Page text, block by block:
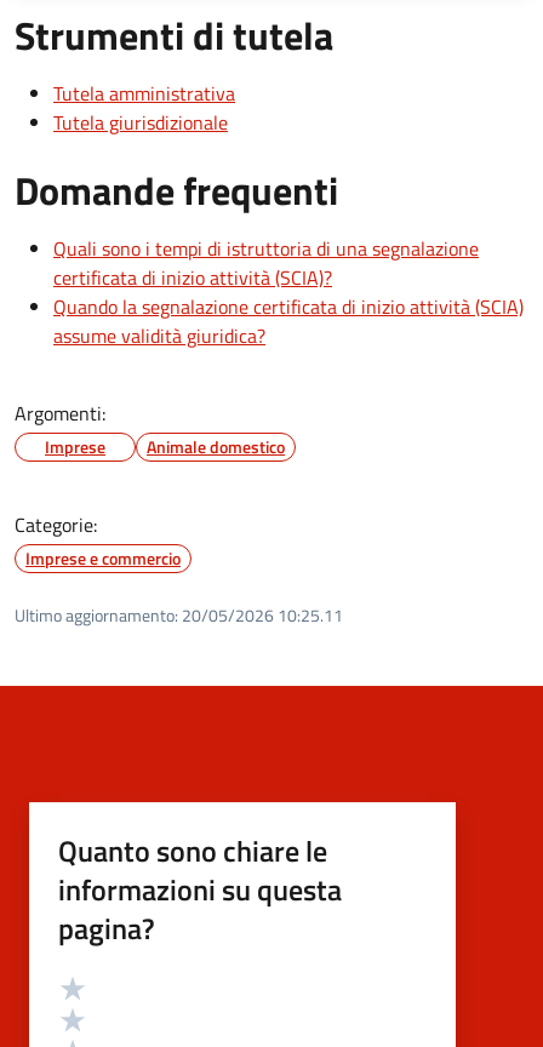
Strumenti di tutela
Tutela amministrativa
Tutela giurisdizionale
Domande frequenti
Quali sono i tempi di istruttoria di una segnalazione
certificata di inizio attività (SCIA)?
Quando la segnalazione certificata di inizio attività (SCIA)
assume validità giuridica?
Argomenti:
Imprese Animale domestico
Categorie:
Imprese e commercio
Ultimo aggiornamento: 20/05/2026 10:25.11
Quanto sono chiare le
informazioni su questa
pagina?
Valutazione